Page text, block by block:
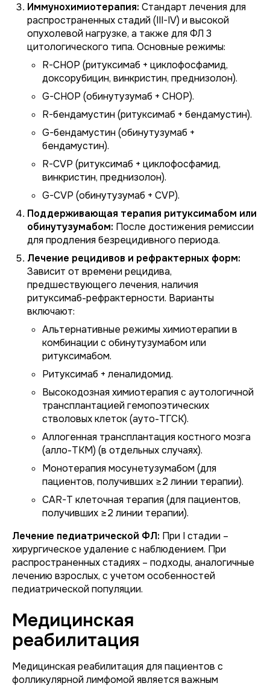
Иммунохимиотерапия: Стандарт лечения для
распространенных стадий (III-IV) и высокой
опухолевой нагрузке, а также для ФЛ 3
цитологического типа. Основные режимы:
R-CHOP (ритуксимаб + циклофосфамид,
доксорубицин, винкристин, преднизолон).
G-CHOP (обинутузумаб + CHOP).
R-бендамустин (ритуксимаб + бендамустин).
G-бендамустин (обинутузумаб +
бендамустин).
R-CVP (ритуксимаб + циклофосфамид,
винкристин, преднизолон).
G-CVP (обинутузумаб + CVP).
Поддерживающая терапия ритуксимабом или
обинутузумабом: После достижения ремиссии
для продления безрецидивного периода.
Лечение рецидивов и рефрактерных форм:
Зависит от времени рецидива,
предшествующего лечения, наличия
ритуксимаб-рефрактерности. Варианты
включают:
Альтернативные режимы химиотерапии в
комбинации с обинутузумабом или
ритуксимабом.
Ритуксимаб + леналидомид.
Высокодозная химиотерапия с аутологичной
трансплантацией гемопоэтических
стволовых клеток (ауто-ТГСК).
Аллогенная трансплантация костного мозга
(алло-ТКМ) (в отдельных случаях).
Монотерапия мосунетузумабом (для
пациентов, получивших ≥2 линии терапии).
CAR-T клеточная терапия (для пациентов,
получивших ≥2 линии терапии).
Лечение педиатрической ФЛ: При I стадии –
хирургическое удаление с наблюдением. При
распространенных стадиях – подходы, аналогичные
лечению взрослых, с учетом особенностей
педиатрической популяции.
Медицинская
реабилитация
Медицинская реабилитация для пациентов с
фолликулярной лимфомой является важным